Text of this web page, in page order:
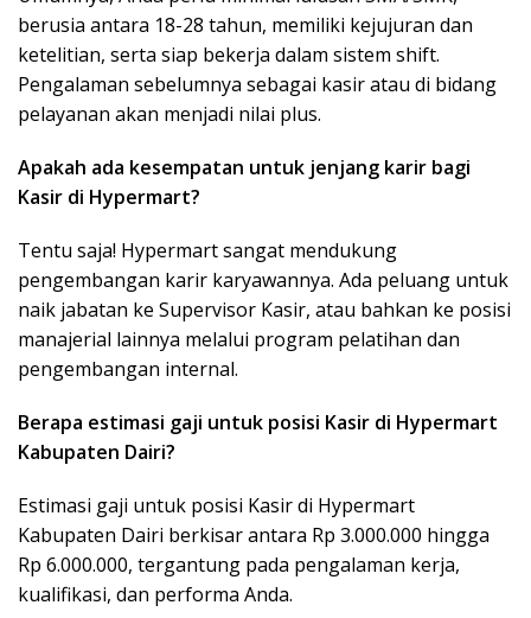
berusia antara 18-28 tahun, memiliki kejujuran dan
ketelitian, serta siap bekerja dalam sistem shift.
Pengalaman sebelumnya sebagai kasir atau di bidang
pelayanan akan menjadi nilai plus.
Apakah ada kesempatan untuk jenjang karir bagi
Kasir di Hypermart?
Tentu saja! Hypermart sangat mendukung
pengembangan karir karyawannya. Ada peluang untuk
naik jabatan ke Supervisor Kasir, atau bahkan ke posisi
manajerial lainnya melalui program pelatihan dan
pengembangan internal.
Berapa estimasi gaji untuk posisi Kasir di Hypermart
Kabupaten Dairi?
Estimasi gaji untuk posisi Kasir di Hypermart
Kabupaten Dairi berkisar antara Rp 3.000.000 hingga
Rp 6.000.000, tergantung pada pengalaman kerja,
kualifikasi, dan performa Anda.